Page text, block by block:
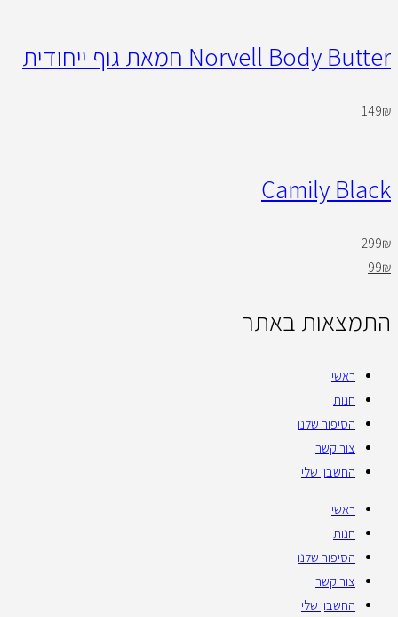
Norvell Body Butter חמאת גוף ייחודית
149₪
Camily Black
299₪
99₪
התמצאות באתר
ראשי
חנות
הסיפור שלנו
צור קשר
החשבון שלי
ראשי
חנות
הסיפור שלנו
צור קשר
החשבון שלי